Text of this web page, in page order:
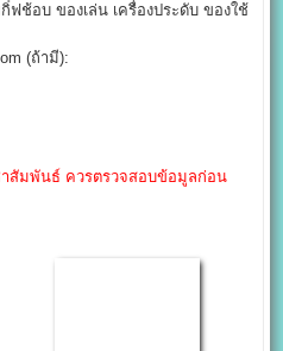
ฟช้อบ ของเล่น เครื่องประดับ ของใช้
(ถ้ามี):
าสัมพันธ์ ควรตรวจสอบข้อมูลก่อน